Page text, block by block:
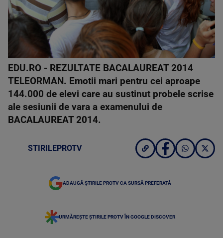
EDU.RO - REZULTATE BACALAUREAT 2014
TELEORMAN. Emotii mari pentru cei aproape
144.000 de elevi care au sustinut probele scrise
ale sesiunii de vara a examenului de
BACALAUREAT 2014.
STIRILEPROTV
ADAUGĂ ȘTIRILE PROTV CA SURSĂ PREFERATĂ
URMĂREȘTE ȘTIRILE PROTV ÎN GOOGLE DISCOVER